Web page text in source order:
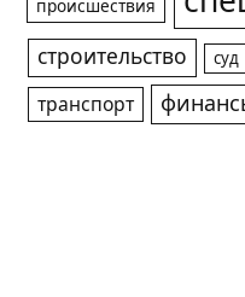
происшествия
строительство суд
транспорт